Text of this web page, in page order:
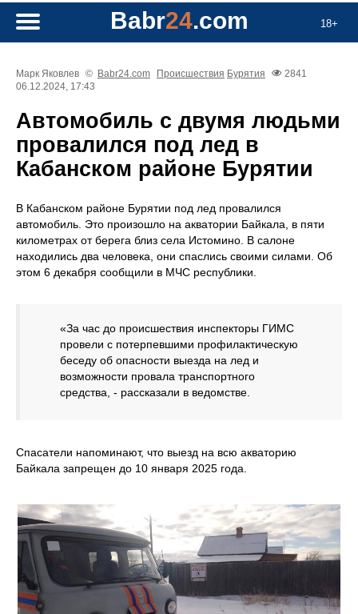
18+
Babr24.com
Марк Яковлев © Babr24.com Происшествия Бурятия
2841
06.12.2024, 17:43
Автомобиль с двумя людьми
провалился под лед в
Кабанском районе Бурятии
В Кабанском районе Бурятии под лед провалился
автомобиль. Это произошло на акватории Байкала, в пяти
километрах от берега близ села Истомино. В салоне
находились два человека, они спаслись своими силами. Об
этом 6 декабря сообщили в МЧС республики.
«За час до происшествия инспекторы ГИМС
провели с потерпевшими профилактическую
беседу об опасности выезда на лед и
возможности провала транспортного
средства, - рассказали в ведомстве.
Спасатели напоминают, что выезд на всю акваторию
Байкала запрещен до 10 января 2025 года.